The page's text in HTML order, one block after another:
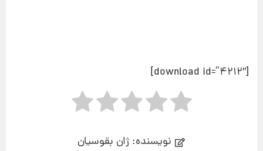
[download id=”4212″]
نویسنده: ژان بقوسیان